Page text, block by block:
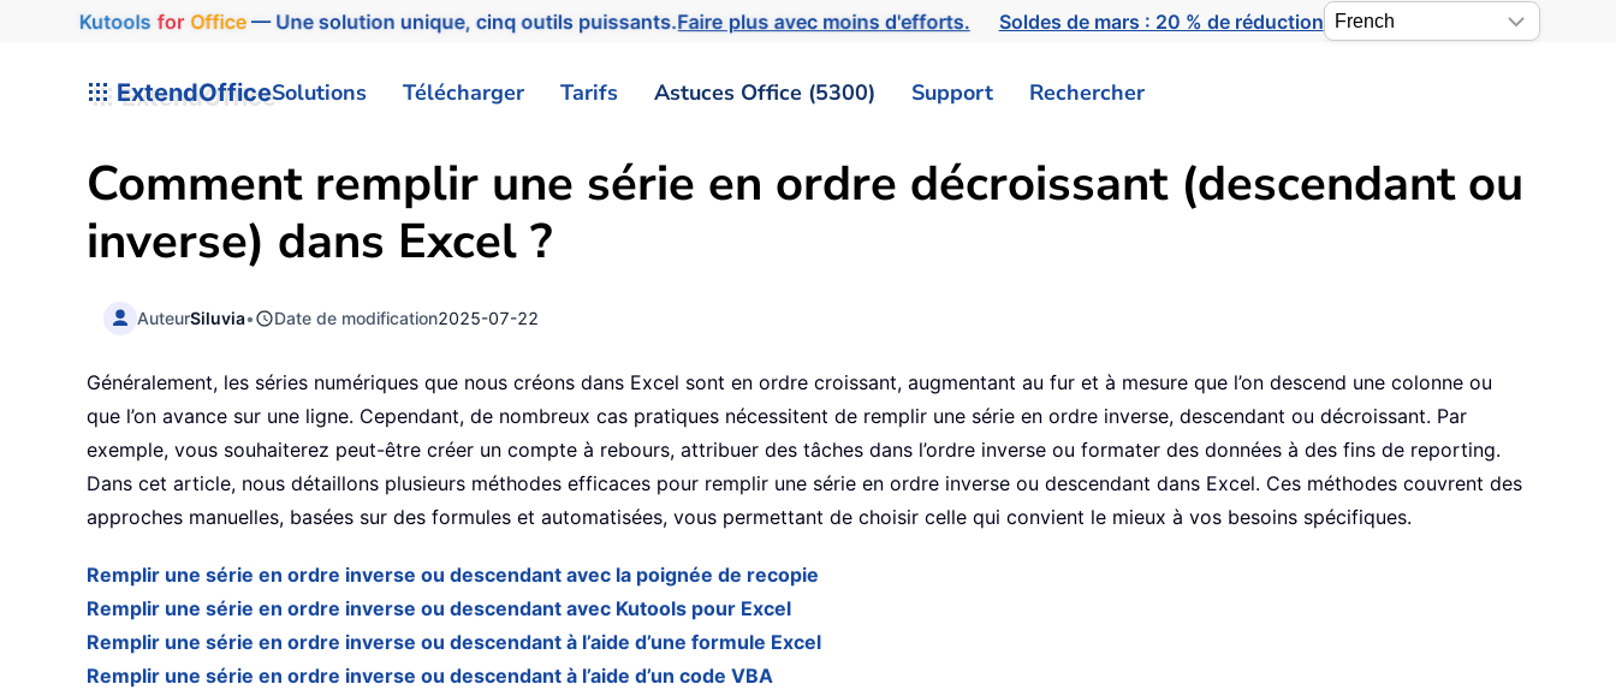
Kutools for Office— Une solution unique, cinq outils puissants.Faire plus avec moins d'efforts. Soldes de mars : 20 % de réduction
ExtendOfficeSolutions Télécharger Tarifs Astuces Office (5300) Support Rechercher
Comment remplir une série en ordre décroissant (descendant ou
inverse) dans Excel ?
AuteurSiluvia• Date de modification2025-07-22
Généralement, les séries numériques que nous créons dans Excel sont en ordre croissant, augmentant au fur et à mesure que l’on descend une colonne ou
que l’on avance sur une ligne. Cependant, de nombreux cas pratiques nécessitent de remplir une série en ordre inverse, descendant ou décroissant. Par
exemple, vous souhaiterez peut-être créer un compte à rebours, attribuer des tâches dans l’ordre inverse ou formater des données à des fins de reporting.
Dans cet article, nous détaillons plusieurs méthodes efficaces pour remplir une série en ordre inverse ou descendant dans Excel. Ces méthodes couvrent des
approches manuelles, basées sur des formules et automatisées, vous permettant de choisir celle qui convient le mieux à vos besoins spécifiques.
Remplir une série en ordre inverse ou descendant avec la poignée de recopie
Remplir une série en ordre inverse ou descendant avec Kutools pour Excel
Remplir une série en ordre inverse ou descendant à l’aide d’une formule Excel
Remplir une série en ordre inverse ou descendant à l’aide d’un code VBA